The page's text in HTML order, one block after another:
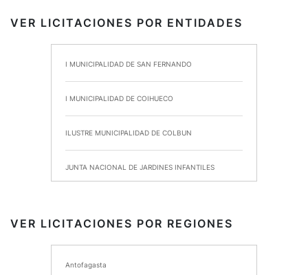
VER LICITACIONES POR ENTIDADES
I MUNICIPALIDAD DE SAN FERNANDO
I MUNICIPALIDAD DE COIHUECO
ILUSTRE MUNICIPALIDAD DE COLBUN
JUNTA NACIONAL DE JARDINES INFANTILES
I MUNICIPALIDAD DE CHIMBARONGO
VER LICITACIONES POR REGIONES
Antofagasta